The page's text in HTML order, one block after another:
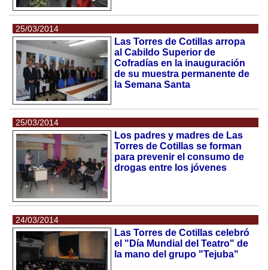
25/03/2014
Las Torres de Cotillas arropa
al Cabildo Superior de
Cofradías en la inauguración
de su muestra permanente de
la Semana Santa
25/03/2014
Los padres y madres de Las
Torres de Cotillas se forman
para prevenir el consumo de
drogas entre los jóvenes
24/03/2014
Las Torres de Cotillas celebró
el "Día Mundial del Teatro" de
la mano del grupo "Tejuba"